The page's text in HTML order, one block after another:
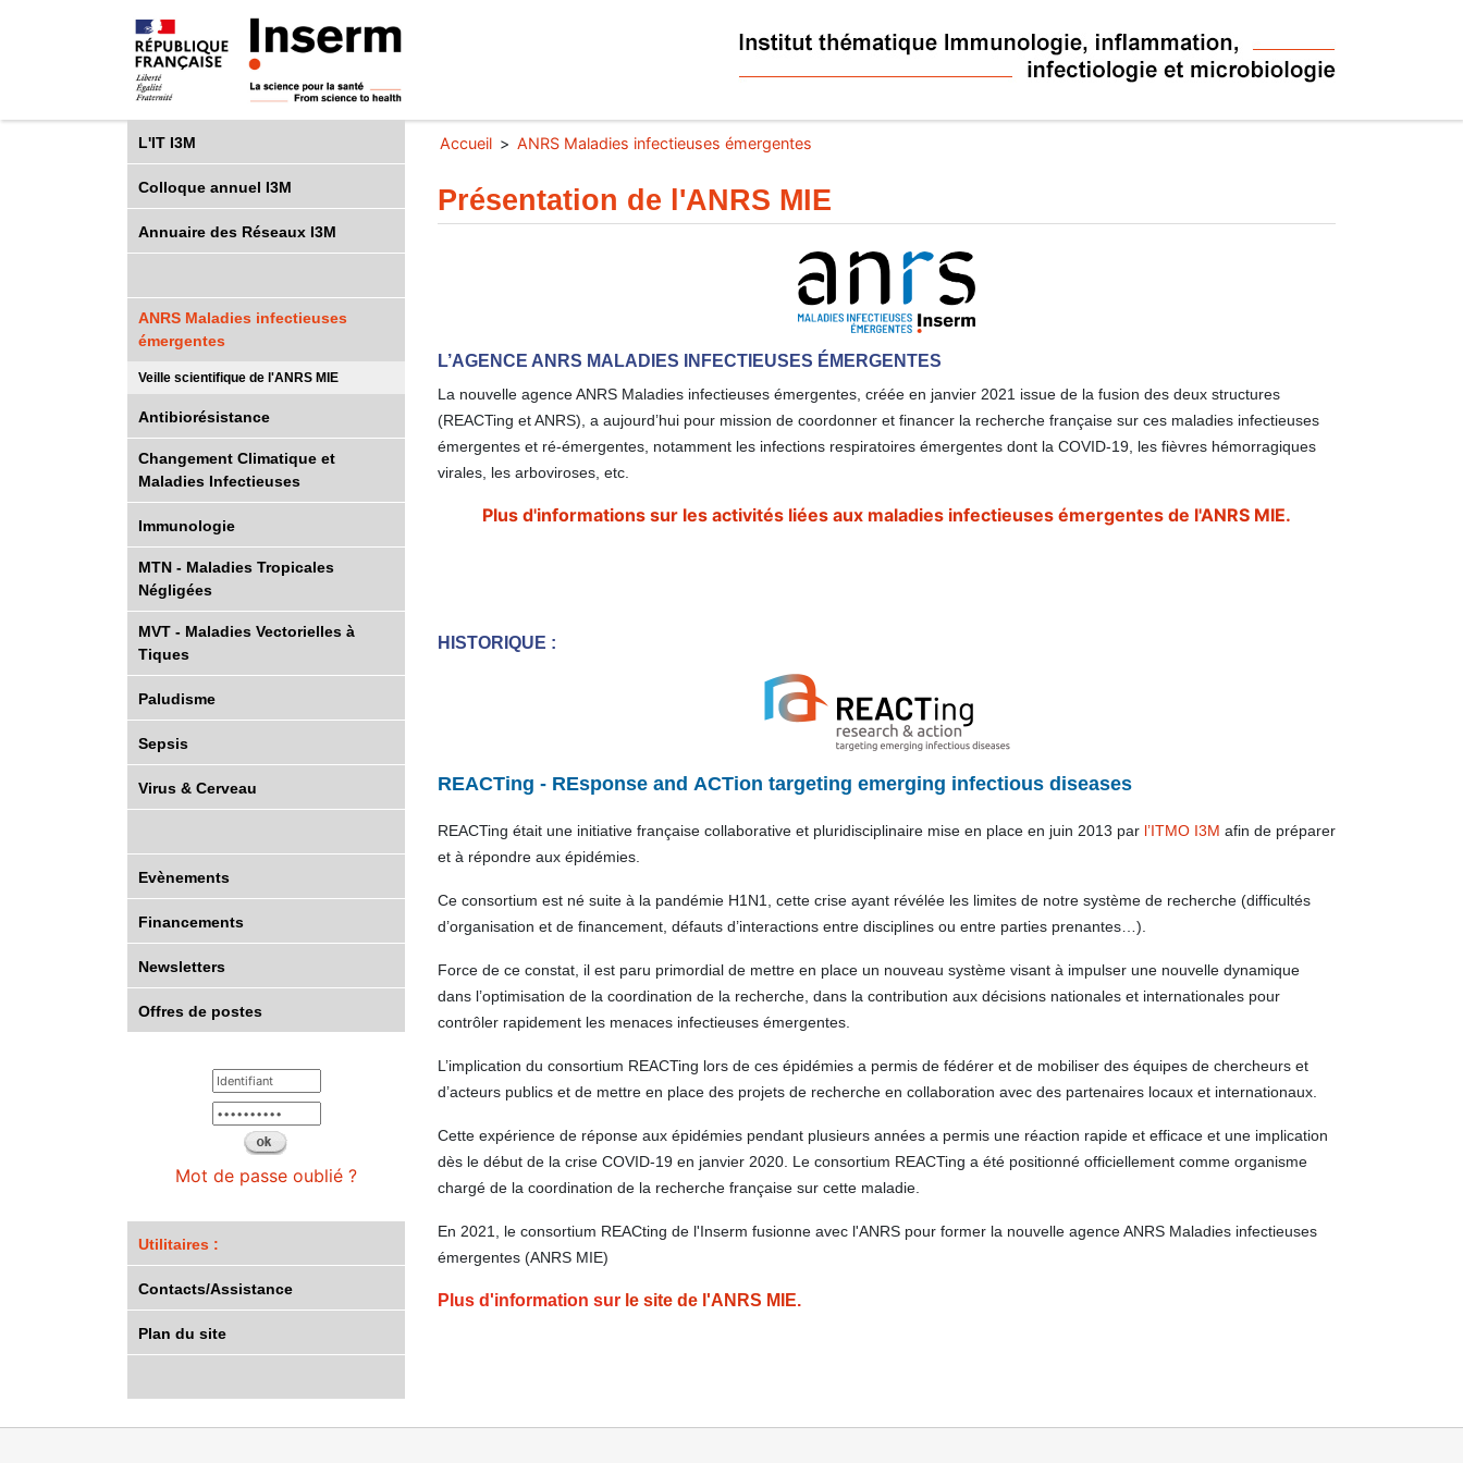
L'IT I3M
Colloque annuel I3M
Annuaire des Réseaux I3M
ANRS Maladies infectieuses
émergentes
Veille scientifique de l'ANRS MIE
Antibiorésistance
Changement Climatique et
Maladies Infectieuses
Immunologie
MTN - Maladies Tropicales
Négligées
MVT - Maladies Vectorielles à
Tiques
Paludisme
Sepsis
Virus & Cerveau
Evènements
Financements
Newsletters
Offres de postes
Mot de passe oublié ?
Utilitaires :
Contacts/Assistance
Plan du site
Accueil ANRS Maladies infectieuses émergentes
Présentation de l'ANRS MIE
L’AGENCE ANRS MALADIES INFECTIEUSES ÉMERGENTES
La nouvelle agence ANRS Maladies infectieuses émergentes, créée en janvier 2021 issue de la fusion des deux structures
(REACTing et ANRS), a aujourd’hui pour mission de coordonner et financer la recherche française sur ces maladies infectieuses
émergentes et ré-émergentes, notamment les infections respiratoires émergentes dont la COVID-19, les fièvres hémorragiques
virales, les arboviroses, etc.
Plus d'informations sur les activités liées aux maladies infectieuses émergentes de l'ANRS MIE.
HISTORIQUE :
REACTing - REsponse and ACTion targeting emerging infectious diseases
REACTing était une initiative française collaborative et pluridisciplinaire mise en place en juin 2013 par l’ITMO I3M afin de préparer
et à répondre aux épidémies.
Ce consortium est né suite à la pandémie H1N1, cette crise ayant révélée les limites de notre système de recherche (difficultés
d’organisation et de financement, défauts d’interactions entre disciplines ou entre parties prenantes…).
Force de ce constat, il est paru primordial de mettre en place un nouveau système visant à impulser une nouvelle dynamique
dans l’optimisation de la coordination de la recherche, dans la contribution aux décisions nationales et internationales pour
contrôler rapidement les menaces infectieuses émergentes.
L’implication du consortium REACTing lors de ces épidémies a permis de fédérer et de mobiliser des équipes de chercheurs et
d’acteurs publics et de mettre en place des projets de recherche en collaboration avec des partenaires locaux et internationaux.
Cette expérience de réponse aux épidémies pendant plusieurs années a permis une réaction rapide et efficace et une implication
dès le début de la crise COVID-19 en janvier 2020. Le consortium REACTing a été positionné officiellement comme organisme
chargé de la coordination de la recherche française sur cette maladie.
En 2021, le consortium REACting de l'Inserm fusionne avec l'ANRS pour former la nouvelle agence ANRS Maladies infectieuses
émergentes (ANRS MIE)
Plus d'information sur le site de l'ANRS MIE.